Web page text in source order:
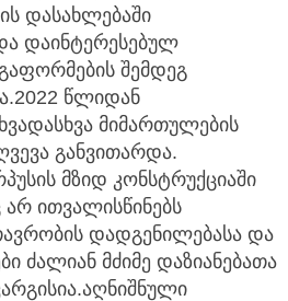
დასახლებაში
დაინტერესებულ
შემდეგ
2022 წლიდან
მიმართულების
განვითარდა.
მზიდ კონსტრუქციაში
არ ითვალისწინებს
დადგენილებასა და
ძალიან მძიმე დაზიანებათა
აღნიშნული